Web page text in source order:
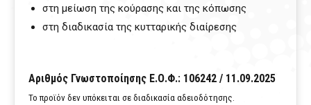
στη μείωση της κούρασης και της κόπωσης
στη διαδικασία της κυτταρικής διαίρεσης
Αριθμός Γνωστοποίησης Ε.Ο.Φ.: 106242 / 11.09.2025
Το προϊόν δεν υπόκειται σε διαδικασία αδειοδότησης.